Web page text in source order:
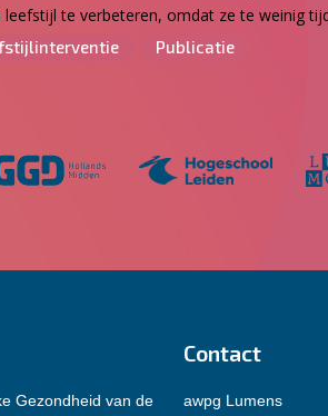
te verbeteren, omdat ze te weinig
Publicatie
Gezondheid van de
Contact
awpg Lumens